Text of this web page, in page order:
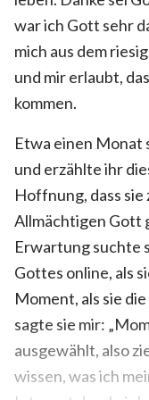
war ich Gott sehr
mich aus dem
und mir erlaubt,
kommen.
Etwa einen Monat
und erzählte ihr
Hoffnung, dass sie
Allmächtigen Gott
Erwartung suchte
Gottes online, als
Moment, als sie
sagte sie mir:
ausgewählt, also
wissen, was ich